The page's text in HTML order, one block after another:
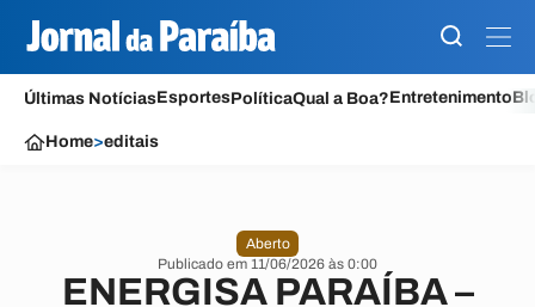
Últimas NotíciasEsportesPolíticaQual a Boa?Entretenimento
Home>editais
Aberto
Publicado em 11/06/2026 às 0:00
ENERGISA PARAÍBA –